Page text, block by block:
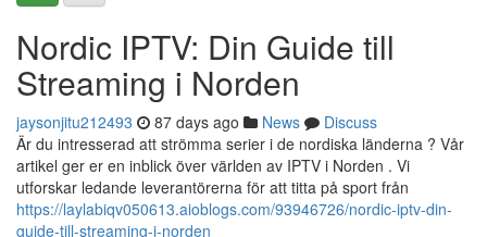
Nordic IPTV: Din Guide till
Streaming i Norden
jaysonjitu212493 87 days ago News
Discuss
Är du intresserad att strömma serier i de nordiska länderna ? Vår
artikel ger er en inblick över världen av IPTV i Norden . Vi
utforskar ledande leverantörerna för att titta på sport från
https://laylabiqv050613.aioblogs.com/93946726/nordic-iptv-din-
guide-till-streaming-i-norden